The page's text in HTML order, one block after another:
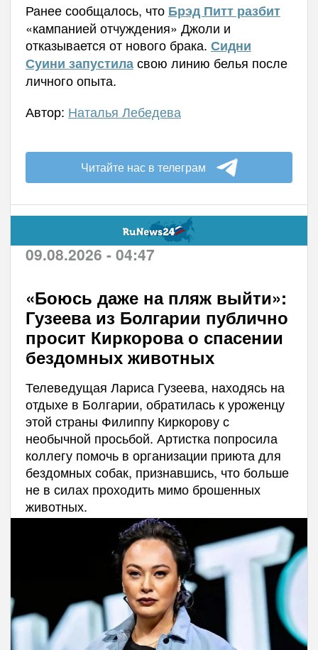
Ранее сообщалось, что Брэд Питт разбит
«кампанией отчуждения» Джоли и
отказывается от нового брака. Сидни
Суини запустиласвою линию белья после
личного опыта.
Автор: Наталья Лебедева
Читайте нас в телеграм
09.08.2026 - 04:47
«Боюсь даже на пляж выйти»:
Гузеева из Болгарии публично
просит Киркорова о спасении
бездомных животных
Телеведущая Лариса Гузеева, находясь на
отдыхе в Болгарии, обратилась к уроженцу
этой страны Филиппу Киркорову с
необычной просьбой. Артистка попросила
коллегу помочь в организации приюта для
бездомных собак, признавшись, что больше
не в силах проходить мимо брошенных
животных.